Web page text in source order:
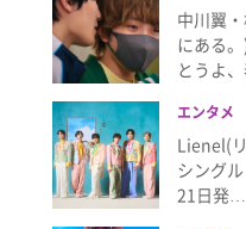
中川翼
にある
とうよ
エンタメ
Lienel(
シング
21日発…